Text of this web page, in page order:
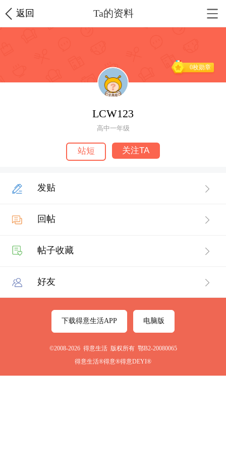
返回 Ta的资料
0枚勋章
LCW123
高中一年级
站短 关注TA
发贴
回帖
帖子收藏
好友
下载得意生活APP 电脑版
©2008-2026 得意生活 版权所有 鄂B2-20080065
得意生活®得意®得意DEYI®